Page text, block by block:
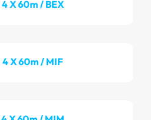
4 X 60m / BEX
4 X 60m / MIF